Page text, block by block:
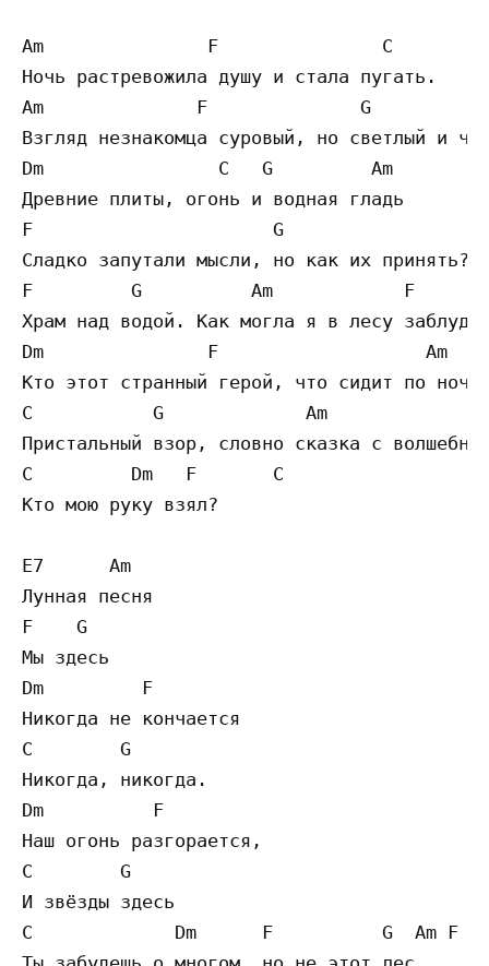
Am               F               C
Ночь растревожила душу и стала пугать.
Am              F              G
Взгляд незнакомца суровый, но светлый и
Dm                C   G         Am
Древние плиты, огонь и водная гладь
F                      G
Сладко запутали мысли, но как их принять?
F         G          Am            F
Храм над водой. Как могла я в лесу
Dm               F                   Am
Кто этот странный герой, что сидит по
C           G             Am
Пристальный взор, словно сказка с
C         Dm   F       C
Кто мою руку взял?
E7      Am
Лунная песня
F    G
Мы здесь
Dm         F
Никогда не кончается
C        G
Никогда, никогда.
Dm          F
Наш огонь разгорается,
C        G
И звёзды здесь
C             Dm      F          G  Am F D